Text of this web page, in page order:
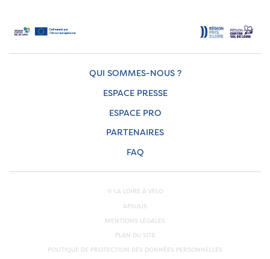
QUI SOMMES-NOUS ?
ESPACE PRESSE
ESPACE PRO
PARTENAIRES
FAQ
© LA LOIRE À VÉLO
APSULIS
MENTIONS LÉGALES
PLAN DU SITE
POLITIQUE DE PROTECTION DES DONNÉES PERSONNELLES